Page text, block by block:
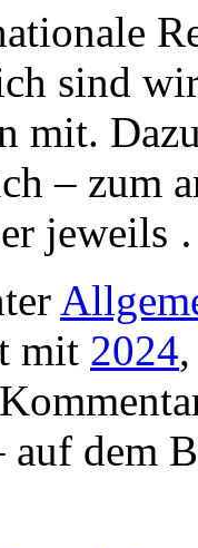
sind
mit.
– zum
mit 2024
auf dem